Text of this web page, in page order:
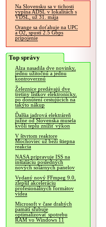
Na Slovensku sa v tichosti
vypína ADSL v lokalitách s
VDSL, už 31. mája
Orange sa doťahuje na UPC
a O2, spustí 2.5 Gbps
pripojenie
Top správy
Alza nasadila dve novinky,
jednu užitočnú a jednu
kontroverznú
Železnice predávajú dve
tretiny lístkov elektronicky,
po donútení cestujúcich na
takýto nákup
Ďalšia jadrová elektráreň
južne od Slovenska musela
kvôli teplu znížiť výkon
V štvrtom reaktore
Mochoviec už beží štiepna
reakcia
NASA pripravuje ISS na
inštaláciu posledných
nových solárnych panelov
Vydaný nový FFmpeg 9.0,
zlepšil akceleráciu
profesionálnych formátov
videa
Microsoft v čase drahých
pamätí sľubuje
optimalizovať spotrebu
RAM vo Windows 11